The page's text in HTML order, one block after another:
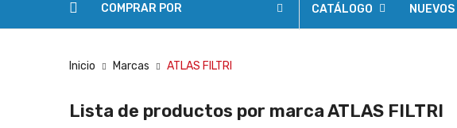
COMPRAR POR CATÁLOGO
Inicio Marcas ATLAS FILTRI
Lista de productos por marca ATLAS FILTRI